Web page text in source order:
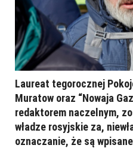
Laureat tegorocznej
Muratow oraz “Nowaja
redaktorem naczelnym,
władze rosyjskie za,
oznaczanie, że są